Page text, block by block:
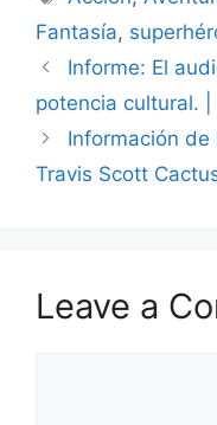
Fantasía,
Informe: El
potencia cultural. |
Información
Travis Scott
Leave a